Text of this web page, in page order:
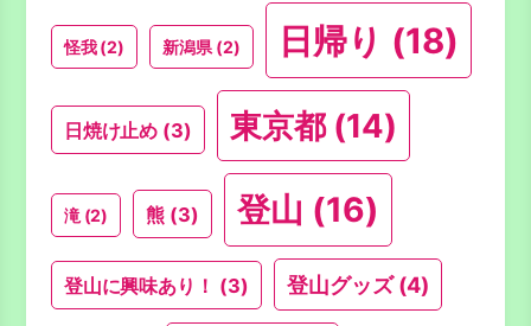
怪我(2) 新潟県 (2) 日帰り (18)
日焼け止め (3) 東京都(14)
滝 (2) 熊 (3) 登山 (16)
登山に興味あり！ (3) 登山グッズ(4)